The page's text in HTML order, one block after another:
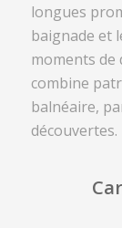
longues
baignade et
moments de
combine
balnéaire,
découvertes.